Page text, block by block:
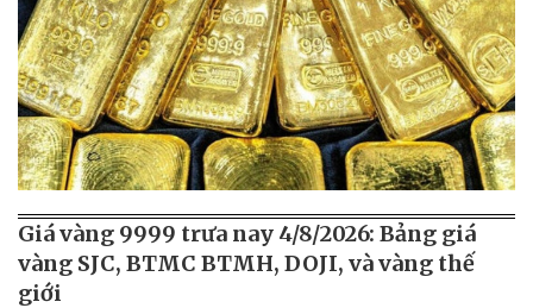
Giá vàng 9999 trưa nay 4/8/2026: Bảng giá
vàng SJC, BTMC BTMH, DOJI, và vàng thế
giới